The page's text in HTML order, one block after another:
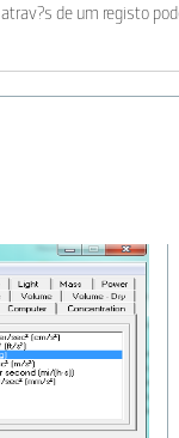
atrav?s de um registo